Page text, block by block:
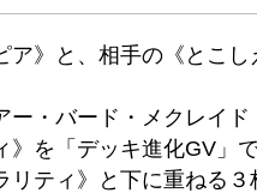
》と、相手の《とこし
ー・バード・メクレイド
》を「デッキ進化GV」
リティ》と下に重ねる３